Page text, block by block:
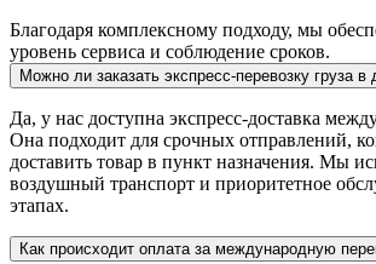
Благодаря комплексному подходу, мы
уровень сервиса и соблюдение сроков.
Можно ли заказать экспресс-перевозку груза в
Да, у нас доступна экспресс-доставка
Она подходит для срочных отправлений,
доставить товар в пункт назначения. Мы
воздушный транспорт и приоритетное
этапах.
Как происходит оплата за международную